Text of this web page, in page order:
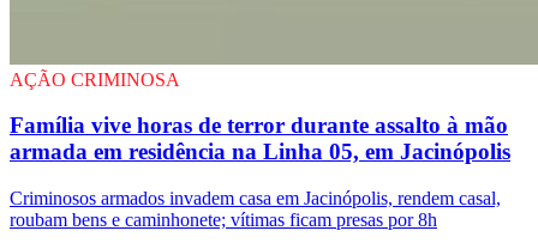
AÇÃO CRIMINOSA
Família vive horas de terror durante assalto à mão
armada em residência na Linha 05, em Jacinópolis
Criminosos armados invadem casa em Jacinópolis, rendem casal,
roubam bens e caminhonete; vítimas ficam presas por 8h